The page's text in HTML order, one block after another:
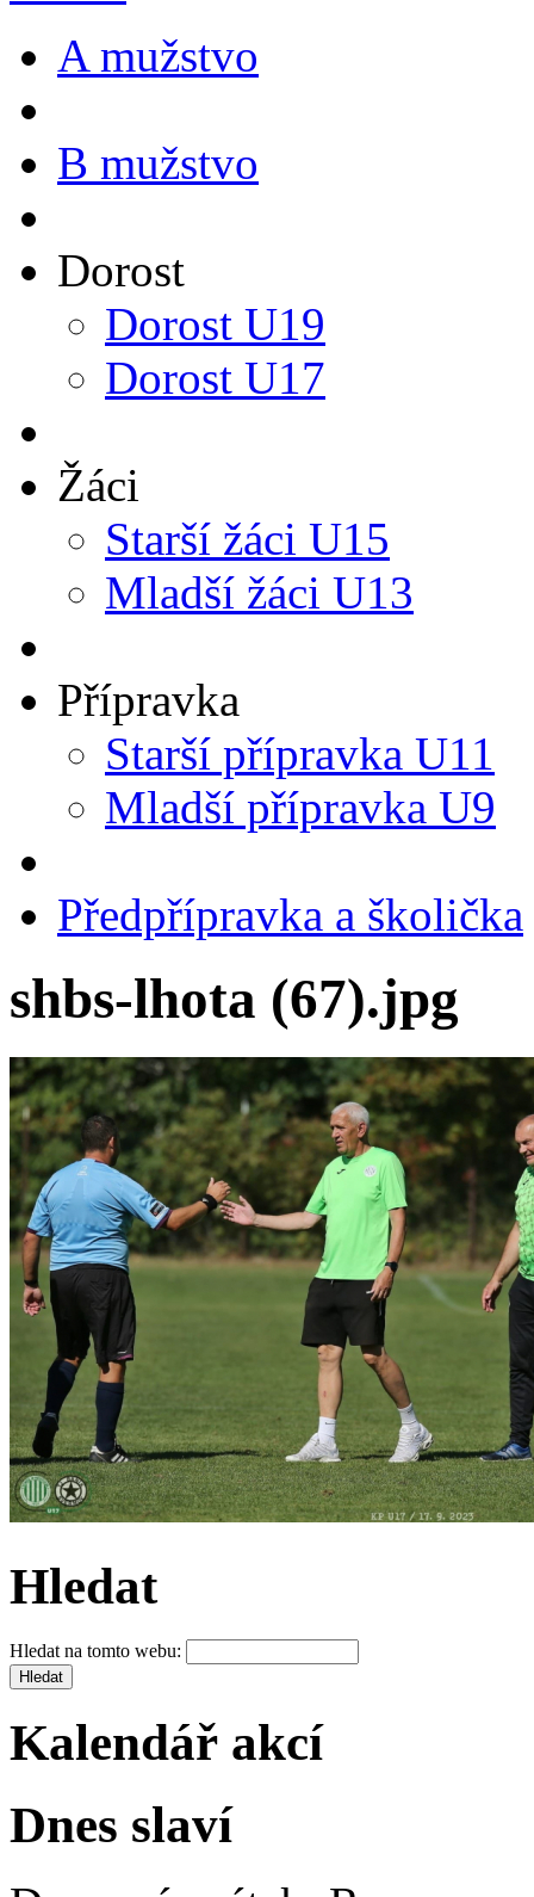
A mužstvo
B mužstvo
Dorost
Dorost U19
Dorost U17
Žáci
Starší žáci U15
Mladší žáci U13
Přípravka
Starší přípravka U11
Mladší přípravka U9
Předpřípravka a školička
shbs-lhota (67).jpg
Hledat
Hledat na tomto webu:
Kalendář akcí
Dnes slaví